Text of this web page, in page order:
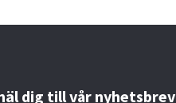
dig till vår nyhetsbrev